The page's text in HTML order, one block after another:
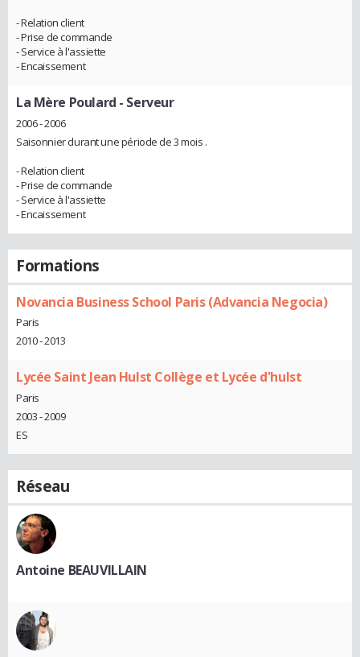
- Relation client
- Prise de commande
- Service à l'assiette
- Encaissement
La Mère Poulard - Serveur
2006 - 2006
Saisonnier durant une période de 3 mois .
- Relation client
- Prise de commande
- Service à l'assiette
- Encaissement
Formations
Novancia Business School Paris (Advancia Negocia)
Paris
2010 - 2013
Lycée Saint Jean Hulst Collège et Lycée d'hulst
Paris
2003 - 2009
ES
Réseau
Antoine BEAUVILLAIN